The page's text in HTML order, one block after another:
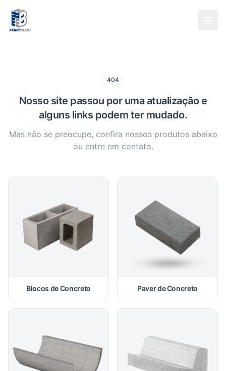
404
Nosso site passou por uma atualização e
alguns links podem ter mudado.
Mas não se preocupe, confira nossos produtos abaixo
ou entre em contato.
Blocos de Concreto Paver de Concreto